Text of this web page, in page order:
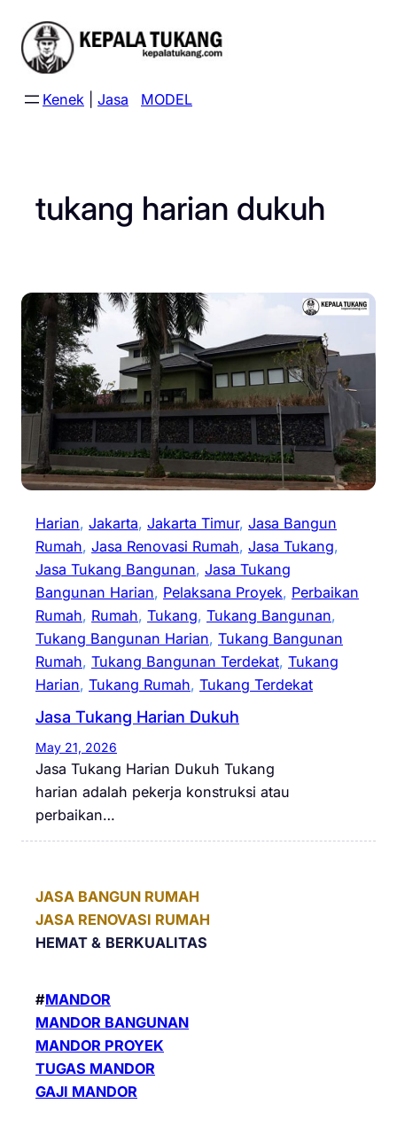
content
Kenek Jasa MODEL
tukang harian dukuh
Harian, Jakarta, Jakarta Timur, Jasa Bangun
Rumah, Jasa Renovasi Rumah, Jasa Tukang
Jasa Tukang Bangunan, Jasa Tukang
Bangunan Harian, Pelaksana Proyek, Perbaikan
Rumah, Rumah, Tukang, Tukang Bangunan
Tukang Bangunan Harian, Tukang Bangunan
Rumah, Tukang Bangunan Terdekat, Tukang
Harian, Tukang Rumah, Tukang Terdekat
Jasa Tukang Harian Dukuh
May 21, 2026
Jasa Tukang Harian Dukuh Tukang
harian adalah pekerja konstruksi atau
perbaikan…
JASA BANGUN RUMAH
JASA RENOVASI RUMAH
HEMAT & BERKUALITAS
#MANDOR
MANDOR BANGUNAN
MANDOR PROYEK
TUGAS MANDOR
GAJI MANDOR